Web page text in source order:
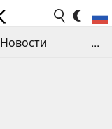
Новости
...